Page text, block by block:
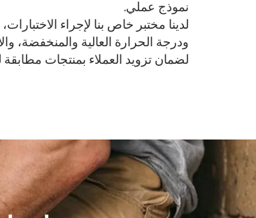
نموذج عملي.
لدينا مختبر خاص بنا لإجراء الاختبارات،
ودرجة الحرارة العالية والمنخفضة،
لضمان تزويد العملاء بمنتجات